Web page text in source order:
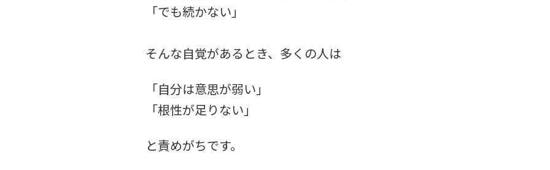
「でも続かない」
そんな自覚があるとき、多くの人は
「自分は意思が弱い」
「根性が足りない」
と責めがちです。